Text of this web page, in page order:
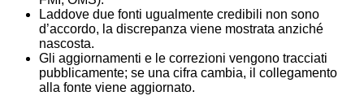
Laddove due fonti ugualmente credibili non sono
d’accordo, la discrepanza viene mostrata anziché
nascosta.
Gli aggiornamenti e le correzioni vengono tracciati
pubblicamente; se una cifra cambia, il collegamento
alla fonte viene aggiornato.